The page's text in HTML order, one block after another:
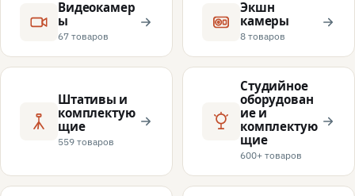
Видеокамер
ы
67 товаров
Экшн
камеры
8 товаров
Штативы и
комплектую
щие
559 товаров
Студийное
оборудован
ие и
комплектую
щие
600+ товаров